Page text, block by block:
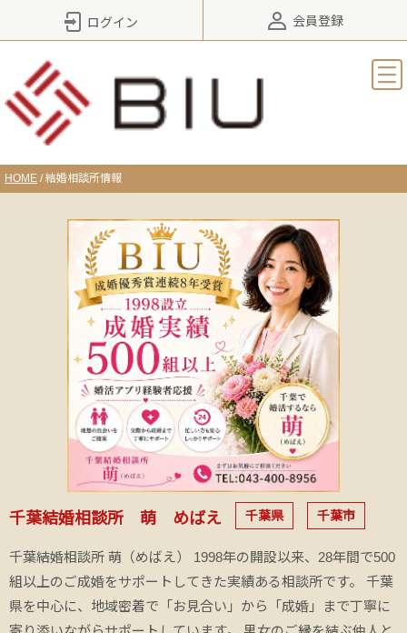
ログイン 会員登録
HOME /結婚相談所情報
千葉結婚相談所 萌 めばえ 千葉県 千葉市
千葉結婚相談所 萌（めばえ） 1998年の開設以来、28年間で500
組以上のご成婚をサポートしてきた実績ある相談所です。 千葉
県を中心に、地域密着で「お見合い」から「成婚」まで丁寧に